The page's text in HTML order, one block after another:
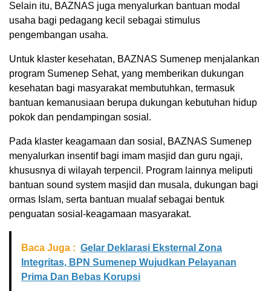
Selain itu, BAZNAS juga menyalurkan bantuan modal
usaha bagi pedagang kecil sebagai stimulus
pengembangan usaha.
Untuk klaster kesehatan, BAZNAS Sumenep menjalankan
program Sumenep Sehat, yang memberikan dukungan
kesehatan bagi masyarakat membutuhkan, termasuk
bantuan kemanusiaan berupa dukungan kebutuhan hidup
pokok dan pendampingan sosial.
Pada klaster keagamaan dan sosial, BAZNAS Sumenep
menyalurkan insentif bagi imam masjid dan guru ngaji,
khususnya di wilayah terpencil. Program lainnya meliputi
bantuan sound system masjid dan musala, dukungan bagi
ormas Islam, serta bantuan mualaf sebagai bentuk
penguatan sosial-keagamaan masyarakat.
Baca Juga : Gelar Deklarasi Eksternal Zona
Integritas, BPN Sumenep Wujudkan Pelayanan
Prima Dan Bebas Korupsi